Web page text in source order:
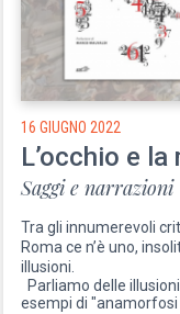
16 GIUGNO 2022
L’occhio e
Saggi e narrazioni
Tra gli innumerevoli
Roma ce n’è uno,
illusioni.
Parliamo delle
esempi di